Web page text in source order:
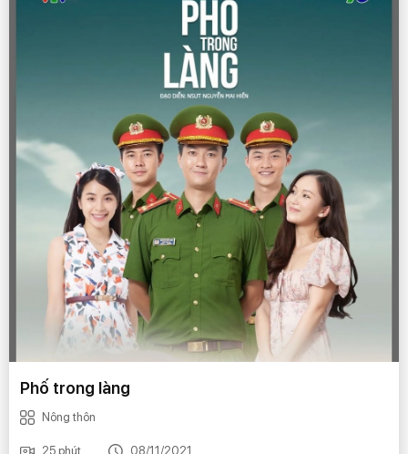
Phố trong làng
Nông thôn
25 phút
08/11/2021